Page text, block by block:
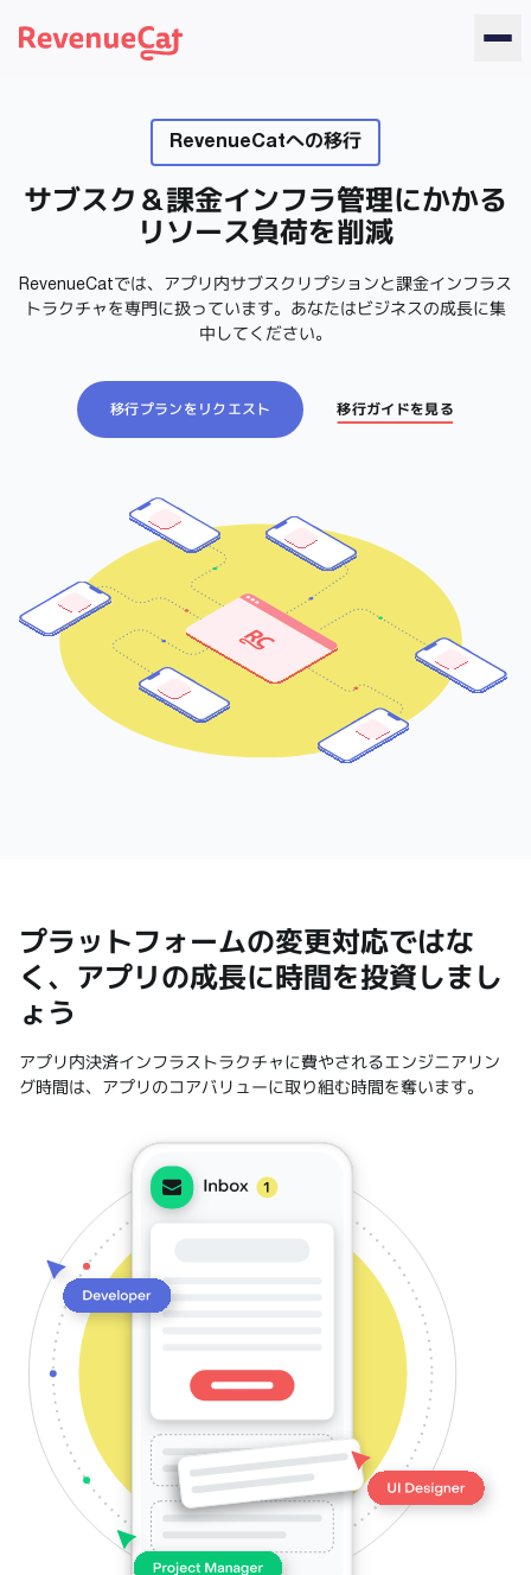
RevenueCatへの移行
サブスク＆課金インフラ管理にかかる
リソース負荷を削減
RevenueCatでは、アプリ内サブスクリプションと課金インフラス
トラクチャを専門に扱っています。あなたはビジネスの成長に集
中してください。
移行プランをリクエスト 移行ガイドを見る
プラットフォームの変更対応ではな
く、アプリの成長に時間を投資しまし
ょう
アプリ内決済インフラストラクチャに費やされるエンジニアリン
グ時間は、アプリのコアバリューに取り組む時間を奪います。